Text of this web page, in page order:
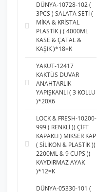
DÜNYA-10728-102 (
3PCS ) SALATA SETİ (
MİKA & KRİSTAL
PLASTİK ) ( 4000ML
KASE & ÇATAL &
KAŞIK )*18=K
YAKUT-12417
KAKTÜS DUVAR
ANAHTARLIK
YAPIŞKANLI ( 3 KOLLU
)*20X6
LOCK & FRESH-10200-
999 ( RENKLİ )( ÇİFT
KAPAKLI ) MİKSER KAP
( SİLİKON & PLASTİK )(
2200ML & 9 CUPS )(
KAYDIRMAZ AYAK
)*12=K
DÜNYA-05330-101 (